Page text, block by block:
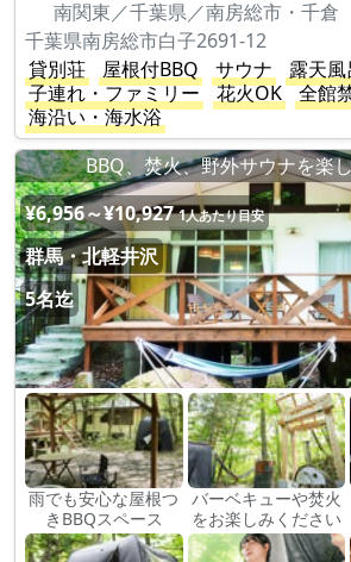
南関東／千葉県／南房総市・千倉
千葉県南房総市白子2691-12
貸別荘
屋根付BBQ サウナ 露天風
子連れ・ファミリー
花火OK 全館
海沿い・海水浴
BBQ、焚火、野外サウナを楽
¥6,956～¥10,927 1人あたり目安
群馬・北軽井沢
5名迄
雨でも安心な屋根つ
きBBQスペース
バーベキューや焚火
をお楽しみください